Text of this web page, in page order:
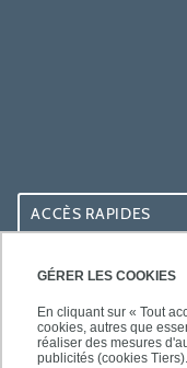
GÉRER LES COOKIES
En cliquant sur « Tout
cookies, autres que
réaliser des mesures
publicités (cookies
ACCÈS RAPIDES
ACCÈS PRATIQUES